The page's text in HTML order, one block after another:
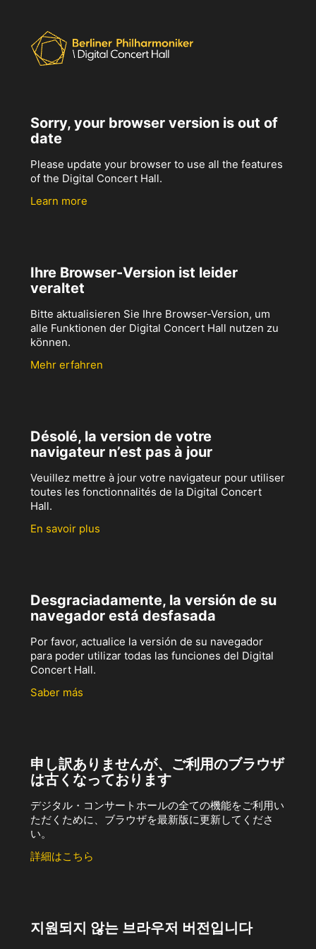
Sorry, your browser version is out of
date
Please update your browser to use all the features
of the Digital Concert Hall.
Learn more
Ihre Browser-Version ist leider
veraltet
Bitte aktualisieren Sie Ihre Browser-Version, um
alle Funktionen der Digital Concert Hall nutzen zu
können.
Mehr erfahren
Désolé, la version de votre
navigateur n’est pas à jour
Veuillez mettre à jour votre navigateur pour utiliser
toutes les fonctionnalités de la Digital Concert
Hall.
En savoir plus
Desgraciadamente, la versión de su
navegador está desfasada
Por favor, actualice la versión de su navegador
para poder utilizar todas las funciones del Digital
Concert Hall.
Saber más
申し訳ありませんが、ご利用のブラウザ
は古くなっております
デジタル・コンサートホールの全ての機能をご利用い
ただくために、ブラウザを最新版に更新してくださ
い。
詳細はこちら
지원되지 않는 브라우저 버전입니다